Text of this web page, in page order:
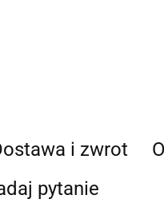
i zwrot
pytanie